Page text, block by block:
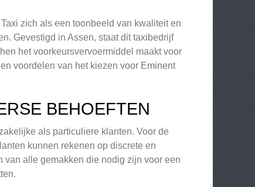
zich als een toonbeeld van kwaliteit en
Gevestigd in Assen, staat dit taxibedrijf
het voorkeursvervoermiddel maakt voor
voordelen van het kiezen voor Eminent
BEHOEFTEN
als particuliere klanten. Voor de
kunnen rekenen op discrete en
alle gemakken die nodig zijn voor een